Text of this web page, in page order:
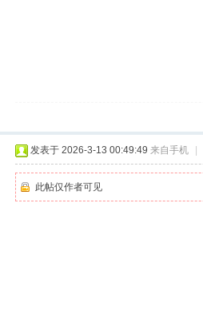
发表于 2026-3-13 00:49:49 来自手机
此帖仅作者可见